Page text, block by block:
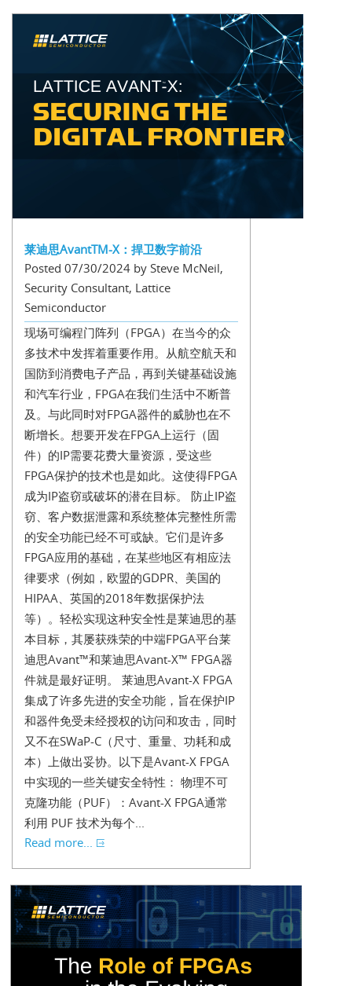
莱迪思AvantTM-X：捍卫数字前沿
Posted 07/30/2024 by Steve McNeil,
Security Consultant, Lattice
Semiconductor
现场可编程门阵列（FPGA）在当今的众
多技术中发挥着重要作用。从航空航天和
国防到消费电子产品，再到关键基础设施
和汽车行业，FPGA在我们生活中不断普
及。与此同时对FPGA器件的威胁也在不
断增长。想要开发在FPGA上运行（固
件）的IP需要花费大量资源，受这些
FPGA保护的技术也是如此。这使得FPGA
成为IP盗窃或破坏的潜在目标。 防止IP盗
窃、客户数据泄露和系统整体完整性所需
的安全功能已经不可或缺。它们是许多
FPGA应用的基础，在某些地区有相应法
律要求（例如，欧盟的GDPR、美国的
HIPAA、英国的2018年数据保护法
等）。轻松实现这种安全性是莱迪思的基
本目标，其屡获殊荣的中端FPGA平台莱
迪思Avant™和莱迪思Avant-X™ FPGA器
件就是最好证明。 莱迪思Avant-X FPGA
集成了许多先进的安全功能，旨在保护IP
和器件免受未经授权的访问和攻击，同时
又不在SWaP-C（尺寸、重量、功耗和成
本）上做出妥协。以下是Avant-X FPGA
中实现的一些关键安全特性： 物理不可
克隆功能（PUF）：Avant-X FPGA通常
利用 PUF 技术为每个...
Read more...